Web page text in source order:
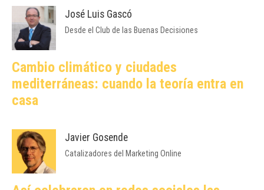
José Luis Gascó
Desde el Club de las Buenas Decisiones
Cambio climático y ciudades
mediterráneas: cuando la teoría entra en
casa
Javier Gosende
Catalizadores del Marketing Online